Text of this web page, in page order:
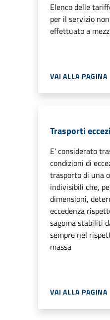
Elenco delle
per il servizio
effettuato a
VAI ALLA PAGINA
Trasporti
E' considerato
condizioni di
trasporto di una
indivisibili che,
dimensioni,
eccedenza
sagoma stabiliti
sempre nel
massa
VAI ALLA PAGINA